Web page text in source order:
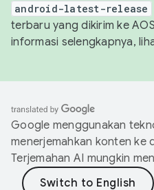
android-latest-release
terbaru yang dikirim ke
informasi selengkapnya,
Google menggunakan
menerjemahkan konten ke
Terjemahan AI mungkin